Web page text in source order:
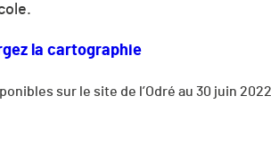
la cartographie
sur le site de l’Odré au 30 juin